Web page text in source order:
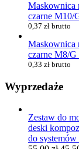
Maskownica
czarne M10/
0,37 zł brutto
Maskownica
czarne M8/G
0,33 zł brutto
Wyprzedaże
Zestaw do
deski
do